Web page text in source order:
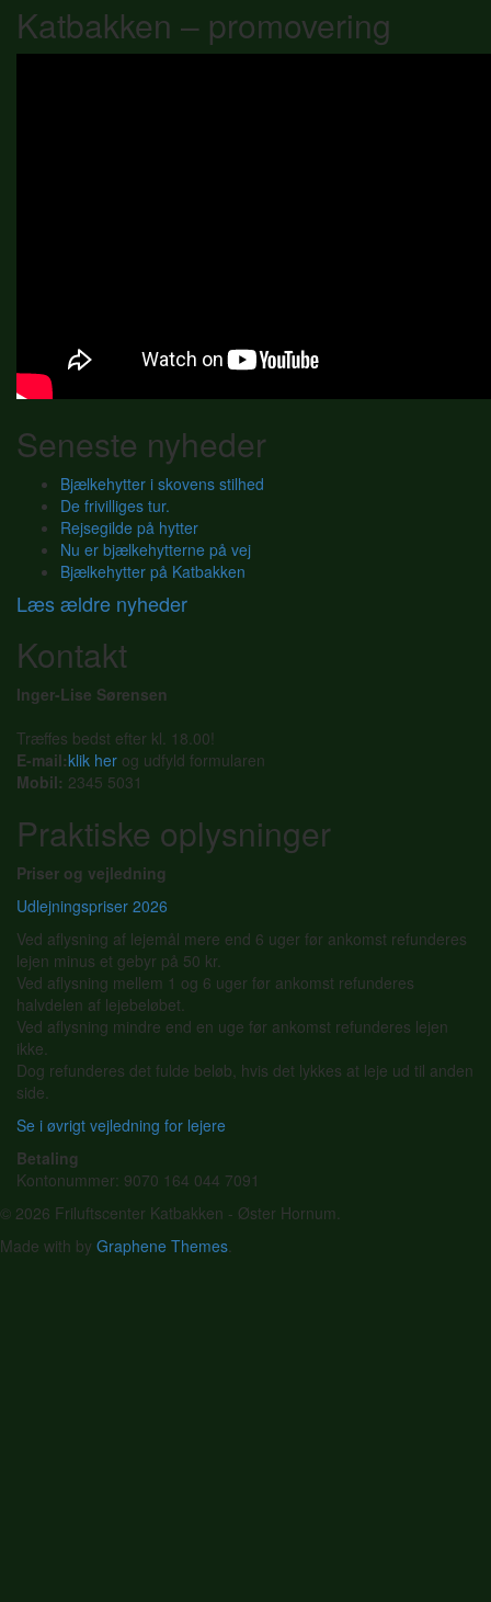
Katbakken – promovering
Seneste nyheder
Bjælkehytter i skovens stilhed
De frivilliges tur.
Rejsegilde på hytter
Nu er bjælkehytterne på vej
Bjælkehytter på Katbakken
Læs ældre nyheder
Kontakt
Inger-Lise Sørensen
Træffes bedst efter kl. 18.00!
E-mail:klik her og udfyld formularen
Mobil: 2345 5031
Praktiske oplysninger
Priser og vejledning
Udlejningspriser 2026
Ved aflysning af lejemål mere end 6 uger før ankomst refunderes
lejen minus et gebyr på 50 kr.
Ved aflysning mellem 1 og 6 uger før ankomst refunderes
halvdelen af lejebeløbet.
Ved aflysning mindre end en uge før ankomst refunderes lejen
ikke.
Dog refunderes det fulde beløb, hvis det lykkes at leje ud til anden
side.
Se i øvrigt vejledning for lejere
Betaling
Kontonummer: 9070 164 044 7091
© 2026 Friluftscenter Katbakken - Øster Hornum.
Made with by Graphene Themes.